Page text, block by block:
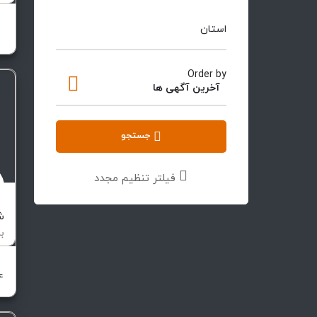
استان
آخرین آگهی ها
Order by
جستجو
فیلتر تنظیم مجدد